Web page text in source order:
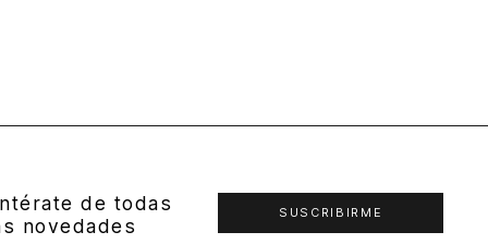
de todas
novedades
SUSCRIBIRME